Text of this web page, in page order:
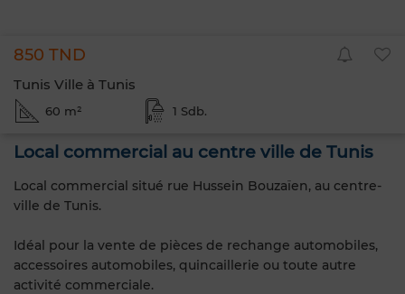
850 TND
Tunis Ville à Tunis
60 m² 1 Sdb.
Local commercial au centre ville de Tunis
Local commercial situé rue Hussein Bouzaïen, au centre-
ville de Tunis.
Idéal pour la vente de pièces de rechange automobiles,
accessoires automobiles, quincaillerie ou toute autre
activité commerciale.